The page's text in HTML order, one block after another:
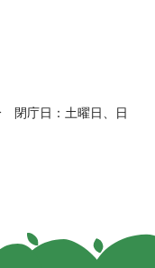
閉庁日：土曜日、日